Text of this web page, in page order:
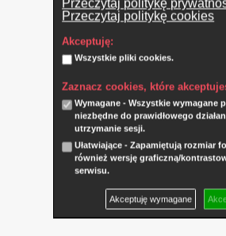
Przeczytaj politykę
Przeczytaj politykę cookies
Akceptuję:
Wszystkie pliki cookies.
Zaznacz cookies, które
Wymagane - Wszystkie wymagane
niezbędne do prawidłowego
utrzymanie sesji.
Ułatwiające - Zapamiętują rozmiar
również wersję graficzną/
serwisu.
Akceptuję wymagane